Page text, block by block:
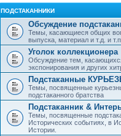
ПОДСТАКАННИКИ
Обсуждение
Темы, касающиеся общих
выпуска, материал и т.д. и
Уголок коллекционера
Обсуждение тем,
экспонирования и других
Подстаканные
Темы, посвященные
подстаканного братства
Подстаканник &
Темы, посвященные
Исторических событиях, в
Истории.